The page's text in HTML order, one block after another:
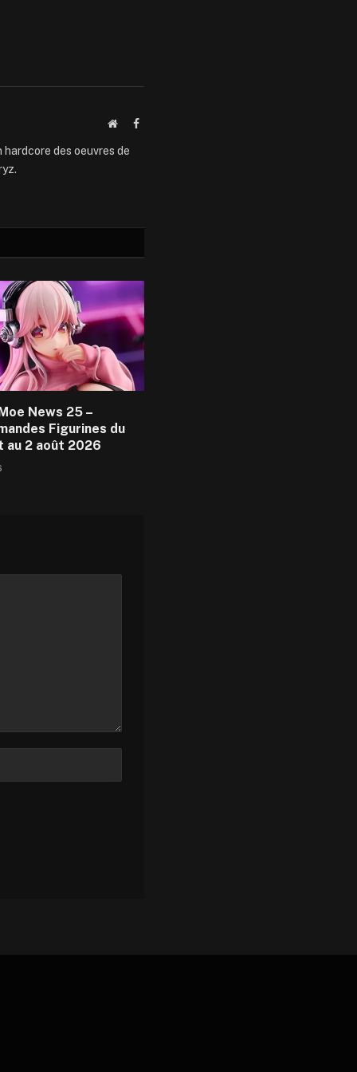
WebsiteFacebook
des oeuvres de
News 25 –
Figurines du
au 2 août 2026